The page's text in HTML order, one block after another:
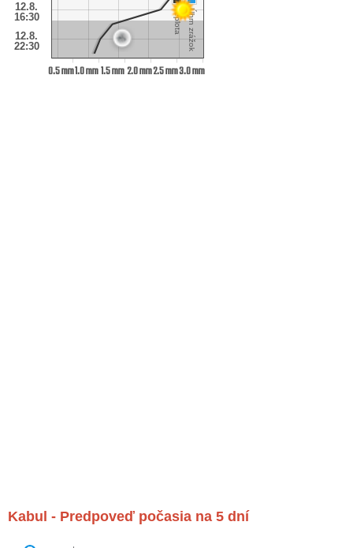
12.8.
16:30
12.8.
22:30
0.5 mm1.0 mm1.5 mm2.0 mm2.5 mm3.0 mm
Úhrn zrážok
Teplota
Kabul - Predpoveď počasia na 5 dní